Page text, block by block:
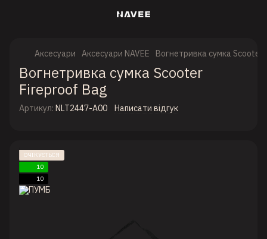
Аксесуари Аксесуари NAVEE Вогнетривка сумка Scooter
Вогнетривка сумка Scooter
Fireproof Bag
Артикул: NLT2447-A00 Написати відгук
ОЧІКУЄТЬСЯ
10
10